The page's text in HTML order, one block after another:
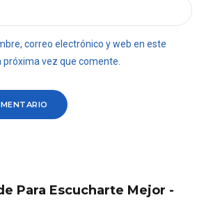
correo electrónico y web en este
vez que comente.
Para Escucharte Mejor -